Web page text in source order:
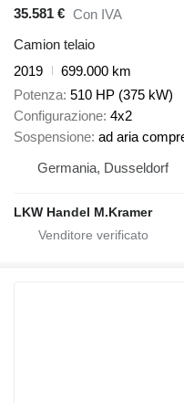
35.581 € Con IVA
Camion telaio
2019
699.000 km
Potenza 510 HP (375 kW)
Configurazione 4x2
Sospensione ad aria
Germania, Dusseldorf
LKW Handel M.Kramer